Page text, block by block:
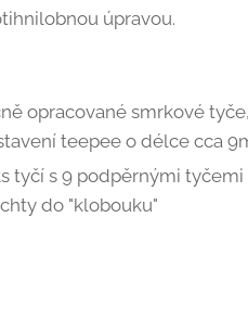
úpravou.
opracované smrkové
teepee o délce cca
tyčí s 9 podpěrnými
do "klobouku"